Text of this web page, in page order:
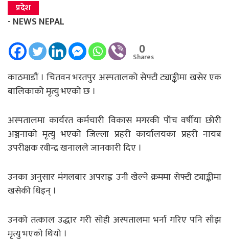
प्रदेश
- NEWS NEPAL
0
Shares
काठमाडौं । चितवन भरतपुर अस्पतालको सेफ्टी ट्याङ्कीमा खसेर एक
बालिकाको मृत्यु भएको छ ।
अस्पतालमा कार्यरत कर्मचारी विकास मगरकी पाँच वर्षीया छोरी
अञ्जनाको मृत्यु भएको जिल्ला प्रहरी कार्यालयका प्रहरी नायब
उपरीक्षक रवीन्द्र खनालले जानकारी दिए ।
उनका अनुसार मंगलबार अपराह्न उनी खेल्ने क्रममा सेफ्टी ट्याङ्कीमा
खसेकी थिइन् ।
उनको तत्काल उद्धार गरी सोही अस्पतालमा भर्ना गरिए पनि साँझ
मृत्यु भएको थियो ।